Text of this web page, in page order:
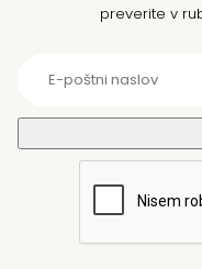
preverite v